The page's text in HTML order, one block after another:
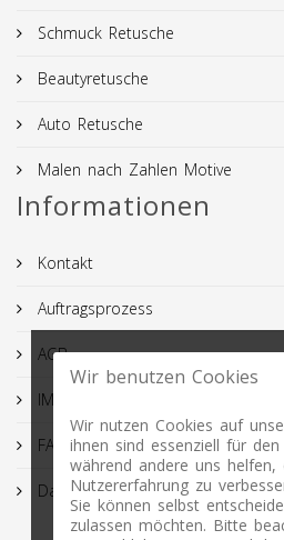
Schmuck Retusche
Beautyretusche
Auto Retusche
Malen nach Zahlen Motive
Informationen
Kontakt
Auftragsprozess
AGB
IMPRESSUM
FAQ
Datenschutz
Wir benutzen Cookies
Wir nutzen Cookies auf
ihnen sind essenziell für
während andere uns helfen,
Nutzererfahrung zu
Sie können selbst
zulassen möchten. Bitte